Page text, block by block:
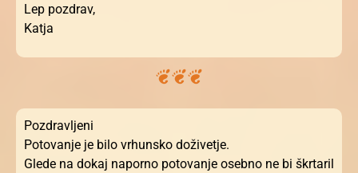
Lep pozdrav,
Katja
Pozdravljeni
Potovanje je bilo vrhunsko doživetje.
Glede na dokaj naporno potovanje osebno ne bi škrtaril